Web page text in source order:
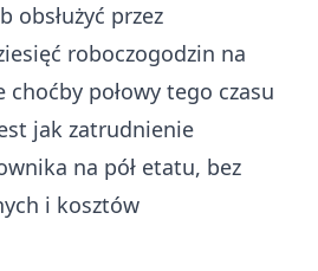
obsłużyć przez
roboczogodzin na
choćby połowy tego czasu
jak zatrudnienie
na pół etatu, bez
i kosztów